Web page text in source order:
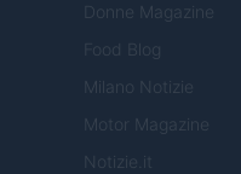
Donne Magazine
Food Blog
Milano Notizie
Motor Magazine
Notizie.it